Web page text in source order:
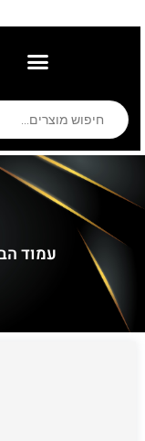
עמוד